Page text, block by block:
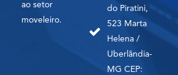
ao setor
moveleiro.
do Piratini,
523 Marta
Helena /
Uberlândia-
MG CEP: